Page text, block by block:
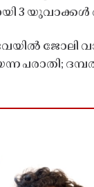
3 യുവാക്കൾ
ജോലി
പരാതി;